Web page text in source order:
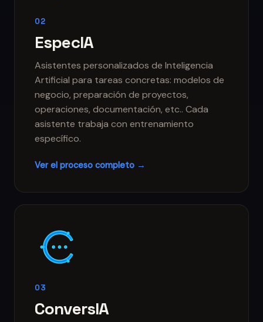
02
EspecIA
Asistentes personalizados de Inteligencia
Artificial para tareas concretas: modelos de
negocio, preparación de proyectos,
operaciones, documentación, etc.. Cada
asistente trabaja con entrenamiento
específico.
Ver el proceso completo →
03
ConversIA